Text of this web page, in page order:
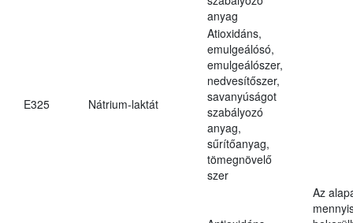
anyag
E325 Nátrium-laktát
Atioxidáns,
emulgeálósó,
emulgeálószer,
nedvesítőszer,
savanyúságot
szabályozó
anyag,
sűrítőanyag,
tömegnövelő
szer
Az